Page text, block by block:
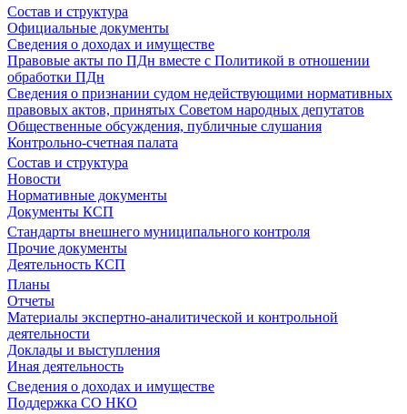
Состав и структура
Официальные документы
Сведения о доходах и имуществе
Правовые акты по ПДн вместе с Политикой в отношении
обработки ПДн
Сведения о признании судом недействующими нормативных
правовых актов, принятых Советом народных депутатов
Общественные обсуждения, публичные слушания
Контрольно-счетная палата
Состав и структура
Новости
Нормативные документы
Документы КСП
Стандарты внешнего муниципального контроля
Прочие документы
Деятельность КСП
Планы
Отчеты
Материалы экспертно-аналитической и контрольной
деятельности
Доклады и выступления
Иная деятельность
Сведения о доходах и имуществе
Поддержка СО НКО